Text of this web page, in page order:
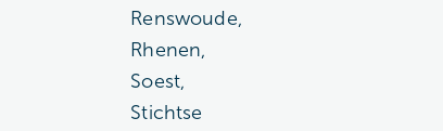
Renswoude,
Rhenen,
Soest,
Stichtse